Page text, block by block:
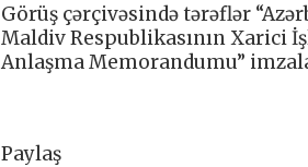
Görüş çərçivəsində tərəflər
Maldiv Respublikasının Xarici
Anlaşma Memorandumu”
Paylaş